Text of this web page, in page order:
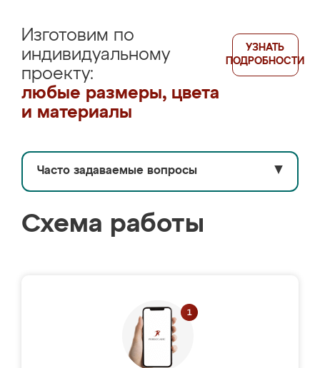
Изготовим по
индивидуальному
проекту:
любые размеры, цвета
и материалы
УЗНАТЬ
ПОДРОБНОСТИ
Часто задаваемые вопросы ▼
Схема работы